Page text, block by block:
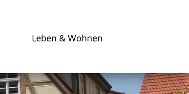
Leben & Wohnen